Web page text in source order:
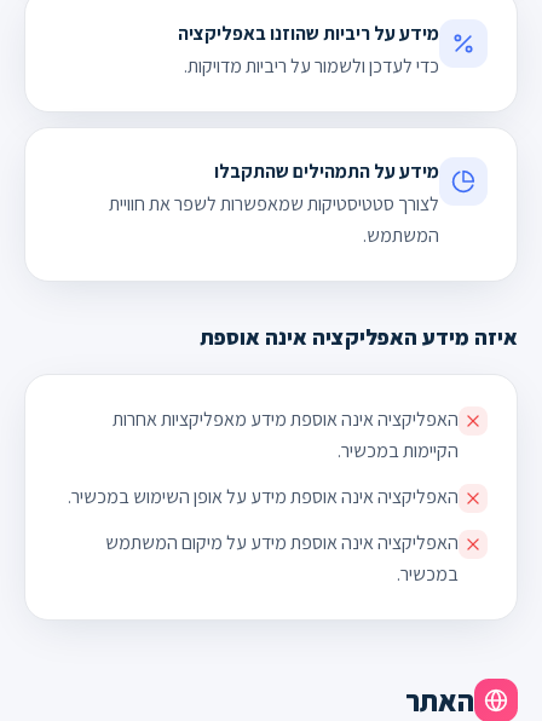
מידע על ריביות שהוזנו באפליקציה
כדי לעדכן ולשמור על ריביות מדויקות.
מידע על התמהילים שהתקבלו
לצורך סטטיסטיקות שמאפשרות לשפר את חוויית
המשתמש.
איזה מידע האפליקציה אינה אוספת
האפליקציה אינה אוספת מידע מאפליקציות אחרות
הקיימות במכשיר.
האפליקציה אינה אוספת מידע על אופן השימוש במכשיר.
האפליקציה אינה אוספת מידע על מיקום המשתמש
במכשיר.
האתר